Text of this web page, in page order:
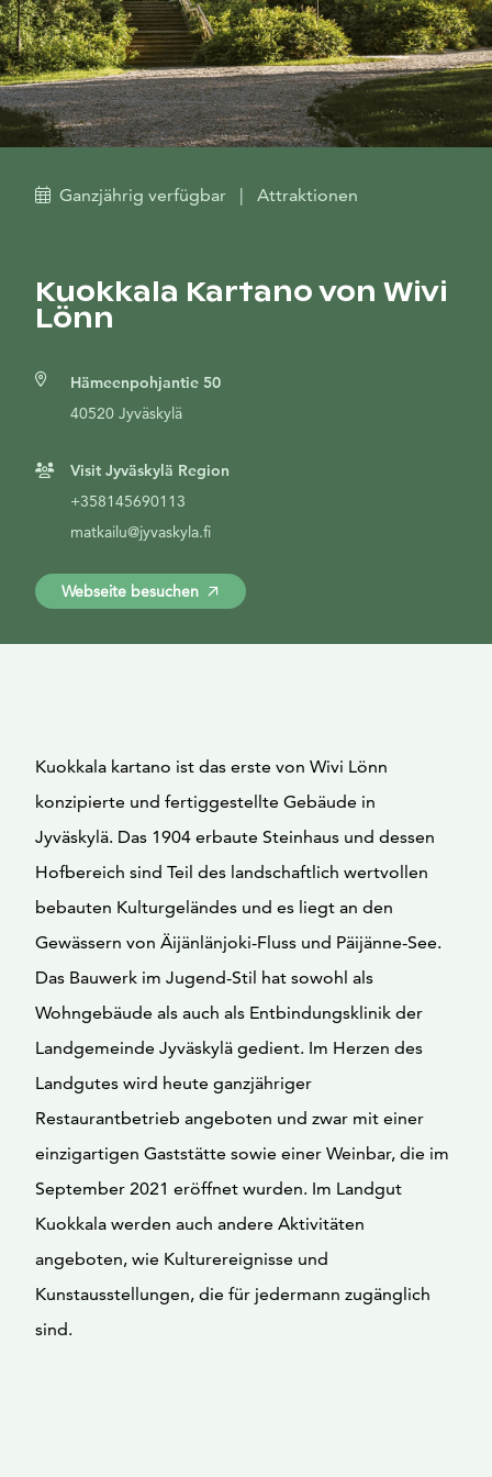
Ganzjährig verfügbar | Attraktionen
Kuokkala Kartano von Wivi
Lönn
Hämeenpohjantie 50
40520 Jyväskylä
Visit Jyväskylä Region
+358145690113
matkailu@jyvaskyla.fi
Webseite besuchen
Kuokkala kartano ist das erste von Wivi Lönn
konzipierte und fertiggestellte Gebäude in
Jyväskylä. Das 1904 erbaute Steinhaus und dessen
Hofbereich sind Teil des landschaftlich wertvollen
bebauten Kulturgeländes und es liegt an den
Gewässern von Äijänlänjoki-Fluss und Päijänne-See.
Das Bauwerk im Jugend-Stil hat sowohl als
Wohngebäude als auch als Entbindungsklinik der
Landgemeinde Jyväskylä gedient. Im Herzen des
Landgutes wird heute ganzjähriger
Restaurantbetrieb angeboten und zwar mit einer
einzigartigen Gaststätte sowie einer Weinbar, die im
September 2021 eröffnet wurden. Im Landgut
Kuokkala werden auch andere Aktivitäten
angeboten, wie Kulturereignisse und
Kunstausstellungen, die für jedermann zugänglich
sind.